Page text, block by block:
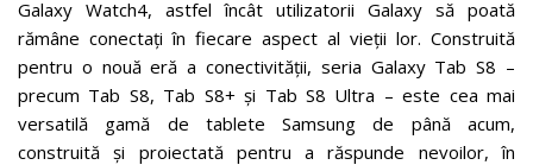
Galaxy Watch4, astfel încât utilizatorii Galaxy să poată
rămâne conectați în fiecare aspect al vieții lor. Construită
pentru o nouă eră a conectivității, seria Galaxy Tab S8 –
precum Tab S8, Tab S8+ și Tab S8 Ultra – este cea mai
versatilă gamă de tablete Samsung de până acum,
construită și proiectată pentru a răspunde nevoilor, în